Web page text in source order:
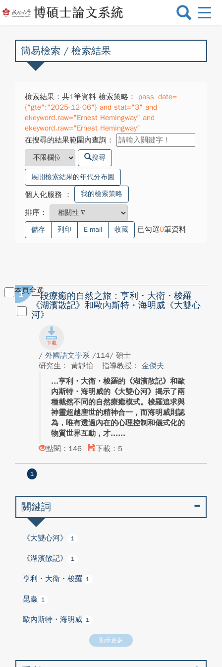
選
換
簡易檢索 / 檢索結果
檢索結果：共1筆資料 檢索策略：
pass_date=
{"gte":"2025-12-06"} and stat="3" and
ekeyword.raw="Ernest Hemingway" and
ekeyword.raw="Ernest Hemingway"
在搜尋的結果範圍內查詢：
搜尋
展開檢索結果的年代分布圖
個人化服務 ： 我的檢索策略
排序：
儲存 列印 E-mail 收藏 已勾選0筆資料
本頁全選
1
一段療癒的自然之旅：亨利・大衛・梭羅
《湖濱散記》和歐內斯特・海明威《大雙心
河》
/ 外國語文學系 /114/ 碩士
研究生： 黃靜怡
指導教授： 金傑夫
亨利・大衛・梭羅的《湖濱散記》和歐
內斯特・海明威的《大雙心河》揭示了兩
種截然不同的自然療癒模式。梭羅追求與
神靈超越塵世的精神合一，而海明威則認
為，唯有透過內在的心理控制和儀式化的
物質世界互動，才...
點閱：146
下載：5
1
關鍵詞
《大雙心河》 1
《湖濱散記》 1
亨利・大衛・梭羅 1
昆蟲 1
歐內斯特・海明威 1
顯示更多